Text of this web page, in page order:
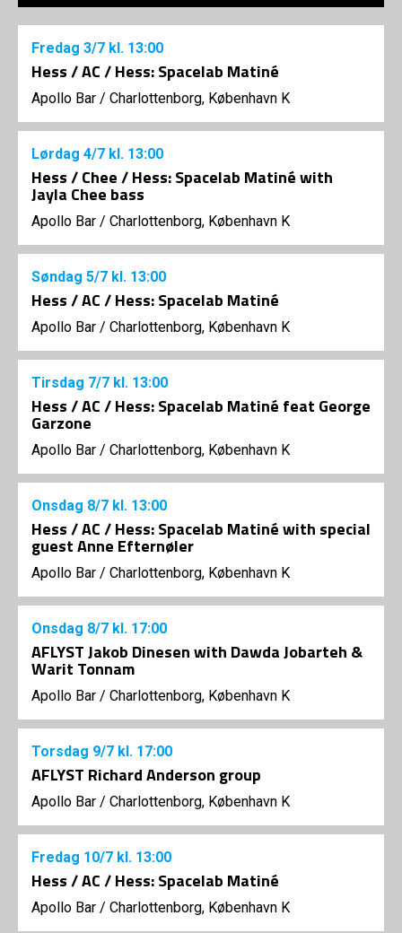
Fredag 3/7 kl. 13:00
Hess / AC / Hess: Spacelab Matiné
Apollo Bar / Charlottenborg, København K
Lørdag 4/7 kl. 13:00
Hess / Chee / Hess: Spacelab Matiné with
Jayla Chee bass
Apollo Bar / Charlottenborg, København K
Søndag 5/7 kl. 13:00
Hess / AC / Hess: Spacelab Matiné
Apollo Bar / Charlottenborg, København K
Tirsdag 7/7 kl. 13:00
Hess / AC / Hess: Spacelab Matiné feat George
Garzone
Apollo Bar / Charlottenborg, København K
Onsdag 8/7 kl. 13:00
Hess / AC / Hess: Spacelab Matiné with special
guest Anne Efternøler
Apollo Bar / Charlottenborg, København K
Onsdag 8/7 kl. 17:00
AFLYST Jakob Dinesen with Dawda Jobarteh &
Warit Tonnam
Apollo Bar / Charlottenborg, København K
Torsdag 9/7 kl. 17:00
AFLYST Richard Anderson group
Apollo Bar / Charlottenborg, København K
Fredag 10/7 kl. 13:00
Hess / AC / Hess: Spacelab Matiné
Apollo Bar / Charlottenborg, København K